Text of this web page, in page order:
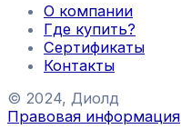
О компании
Где купить?
Сертификаты
Контакты
© 2024, Диолд
Правовая информация